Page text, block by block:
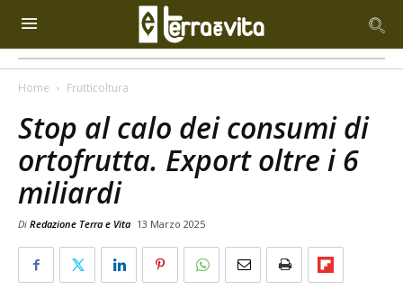
Home Frutticoltura
Stop al calo dei consumi di
ortofrutta. Export oltre i 6
miliardi
Di Redazione Terra e Vita 13 Marzo 2025